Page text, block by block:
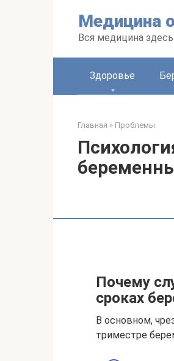
Медицина
Вся медицина
Здоровье
Главная » Проблемы
Почему
сроках
В основном,
триместре